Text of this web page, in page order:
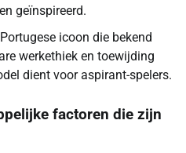
geïnspireerd.
icoon die bekend
werkethiek en toewijding
dient voor aspirant-spelers.
factoren die zijn